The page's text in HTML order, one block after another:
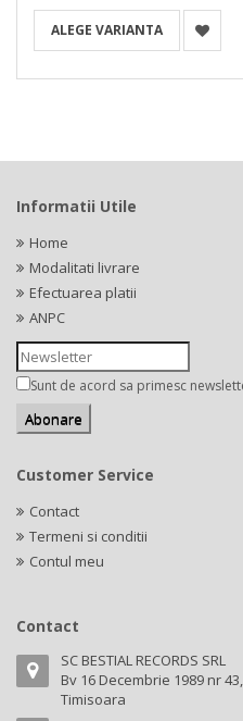
ALEGE VARIANTA
Informatii Utile
Home
Modalitati livrare
Efectuarea platii
ANPC
Sunt de acord sa primesc
Customer Service
Contact
Termeni si conditii
Contul meu
Contact
SC BESTIAL RECORDS SRL
Bv 16 Decembrie 1989 nr
Timisoara